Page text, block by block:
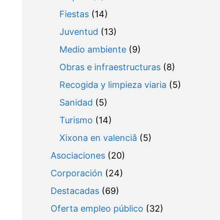
Fiestas(14)
Juventud (13)
Medio ambiente(9)
Obras e infraestructuras(8)
Recogida y limpieza viaria (5)
Sanidad (5)
Turismo (14)
Xixona en valenciâ (5)
Asociaciones(20)
Corporación (24)
Destacadas(69)
Oferta empleo público (32)